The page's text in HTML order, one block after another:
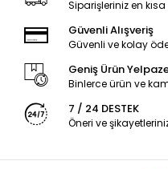
Siparişleriniz en
Güvenli Alışveriş
Güvenli ve kolay
Geniş Ürün
Binlerce ürün ve
7 / 24 DESTEK
Öneri ve